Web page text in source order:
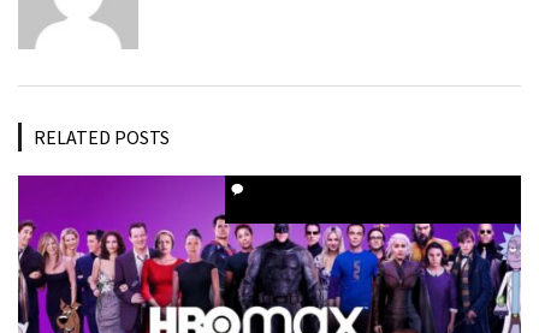
RELATED POSTS